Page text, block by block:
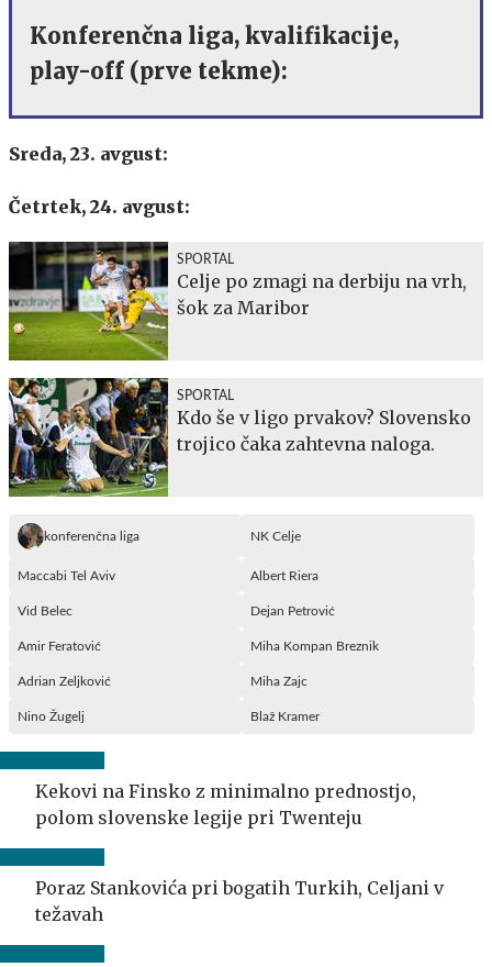
Konferenčna liga, kvalifikacije,
play-off (prve tekme):
Sreda, 23. avgust:
Četrtek, 24. avgust:
SPORTAL
Celje po zmagi na derbiju na vrh,
šok za Maribor
SPORTAL
Kdo še v ligo prvakov? Slovensko
trojico čaka zahtevna naloga.
konferenčna liga NK Celje
Maccabi Tel Aviv Albert Riera
Vid Belec Dejan Petrović
Amir Feratović Miha Kompan Breznik
Adrian Zeljković Miha Zajc
Nino Žugelj Blaž Kramer
Kekovi na Finsko z minimalno prednostjo,
polom slovenske legije pri Twenteju
Poraz Stankovića pri bogatih Turkih, Celjani v
težavah